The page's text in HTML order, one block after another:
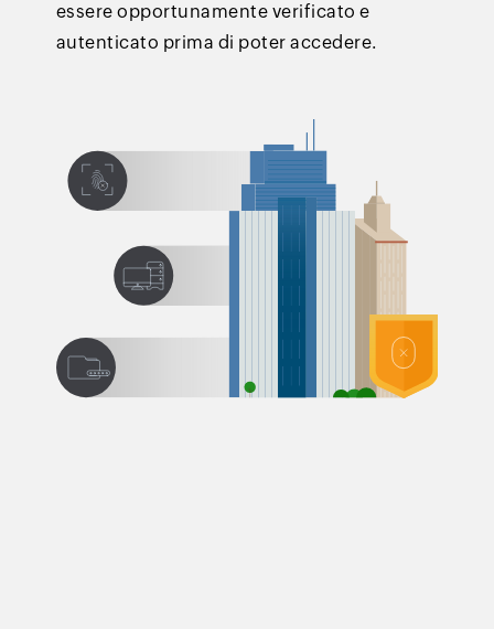
essere opportunamente verificato e
autenticato prima di poter accedere.